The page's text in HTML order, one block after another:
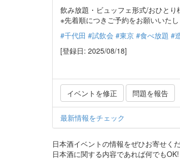
飲み放題・ビュッフェ形式/おひと
※先着順につきご予約をお願いいた
#千代田 #試飲会 #東京 #食べ放題 #
[登録日: 2025/08/18]
イベントを修正 問題を報告
最新情報をチェック
日本酒イベントの情報をぜひお寄せく
日本酒に関する内容であれば何でも